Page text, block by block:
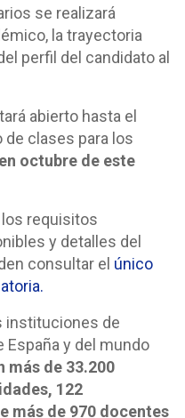
se realizará
la trayectoria
perfil del candidato al
abierto hasta el
de clases para los
octubre de este
requisitos
y detalles del
consultar el único
instituciones de
España y del mundo
más de 33.200
122
más de 970 docentes